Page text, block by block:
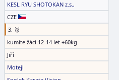
KESL RYU SHOTOKAN z.s.,
CZE
3. 🥉
kumite žáci 12-14 let +60kg
Jiří
Motejl